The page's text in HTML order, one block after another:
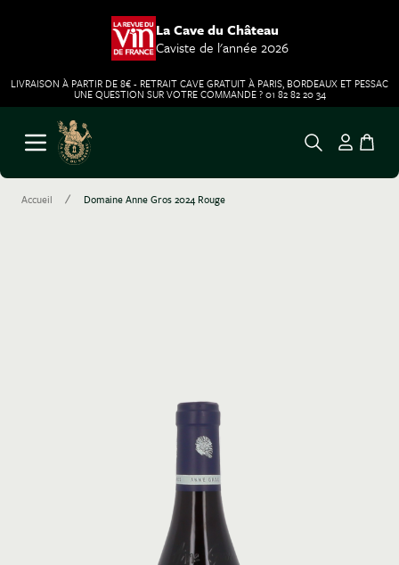
La Cave du Château
Caviste de l'année 2026
LIVRAISON À PARTIR DE 8€ - RETRAIT CAVE GRATUIT À PARIS, BORDEAUX ET PESSAC
UNE QUESTION SUR VOTRE COMMANDE ? 01 82 82 20 34
Aller au contenu
Ouvrir le menu
Accueil / Domaine Anne Gros 2024 Rouge